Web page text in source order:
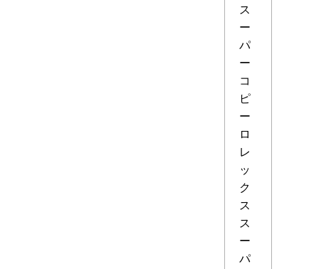
ス
ー
パ
ー
コ
ピ
ー
ロ
レ
ッ
ク
ス
ス
ー
パ